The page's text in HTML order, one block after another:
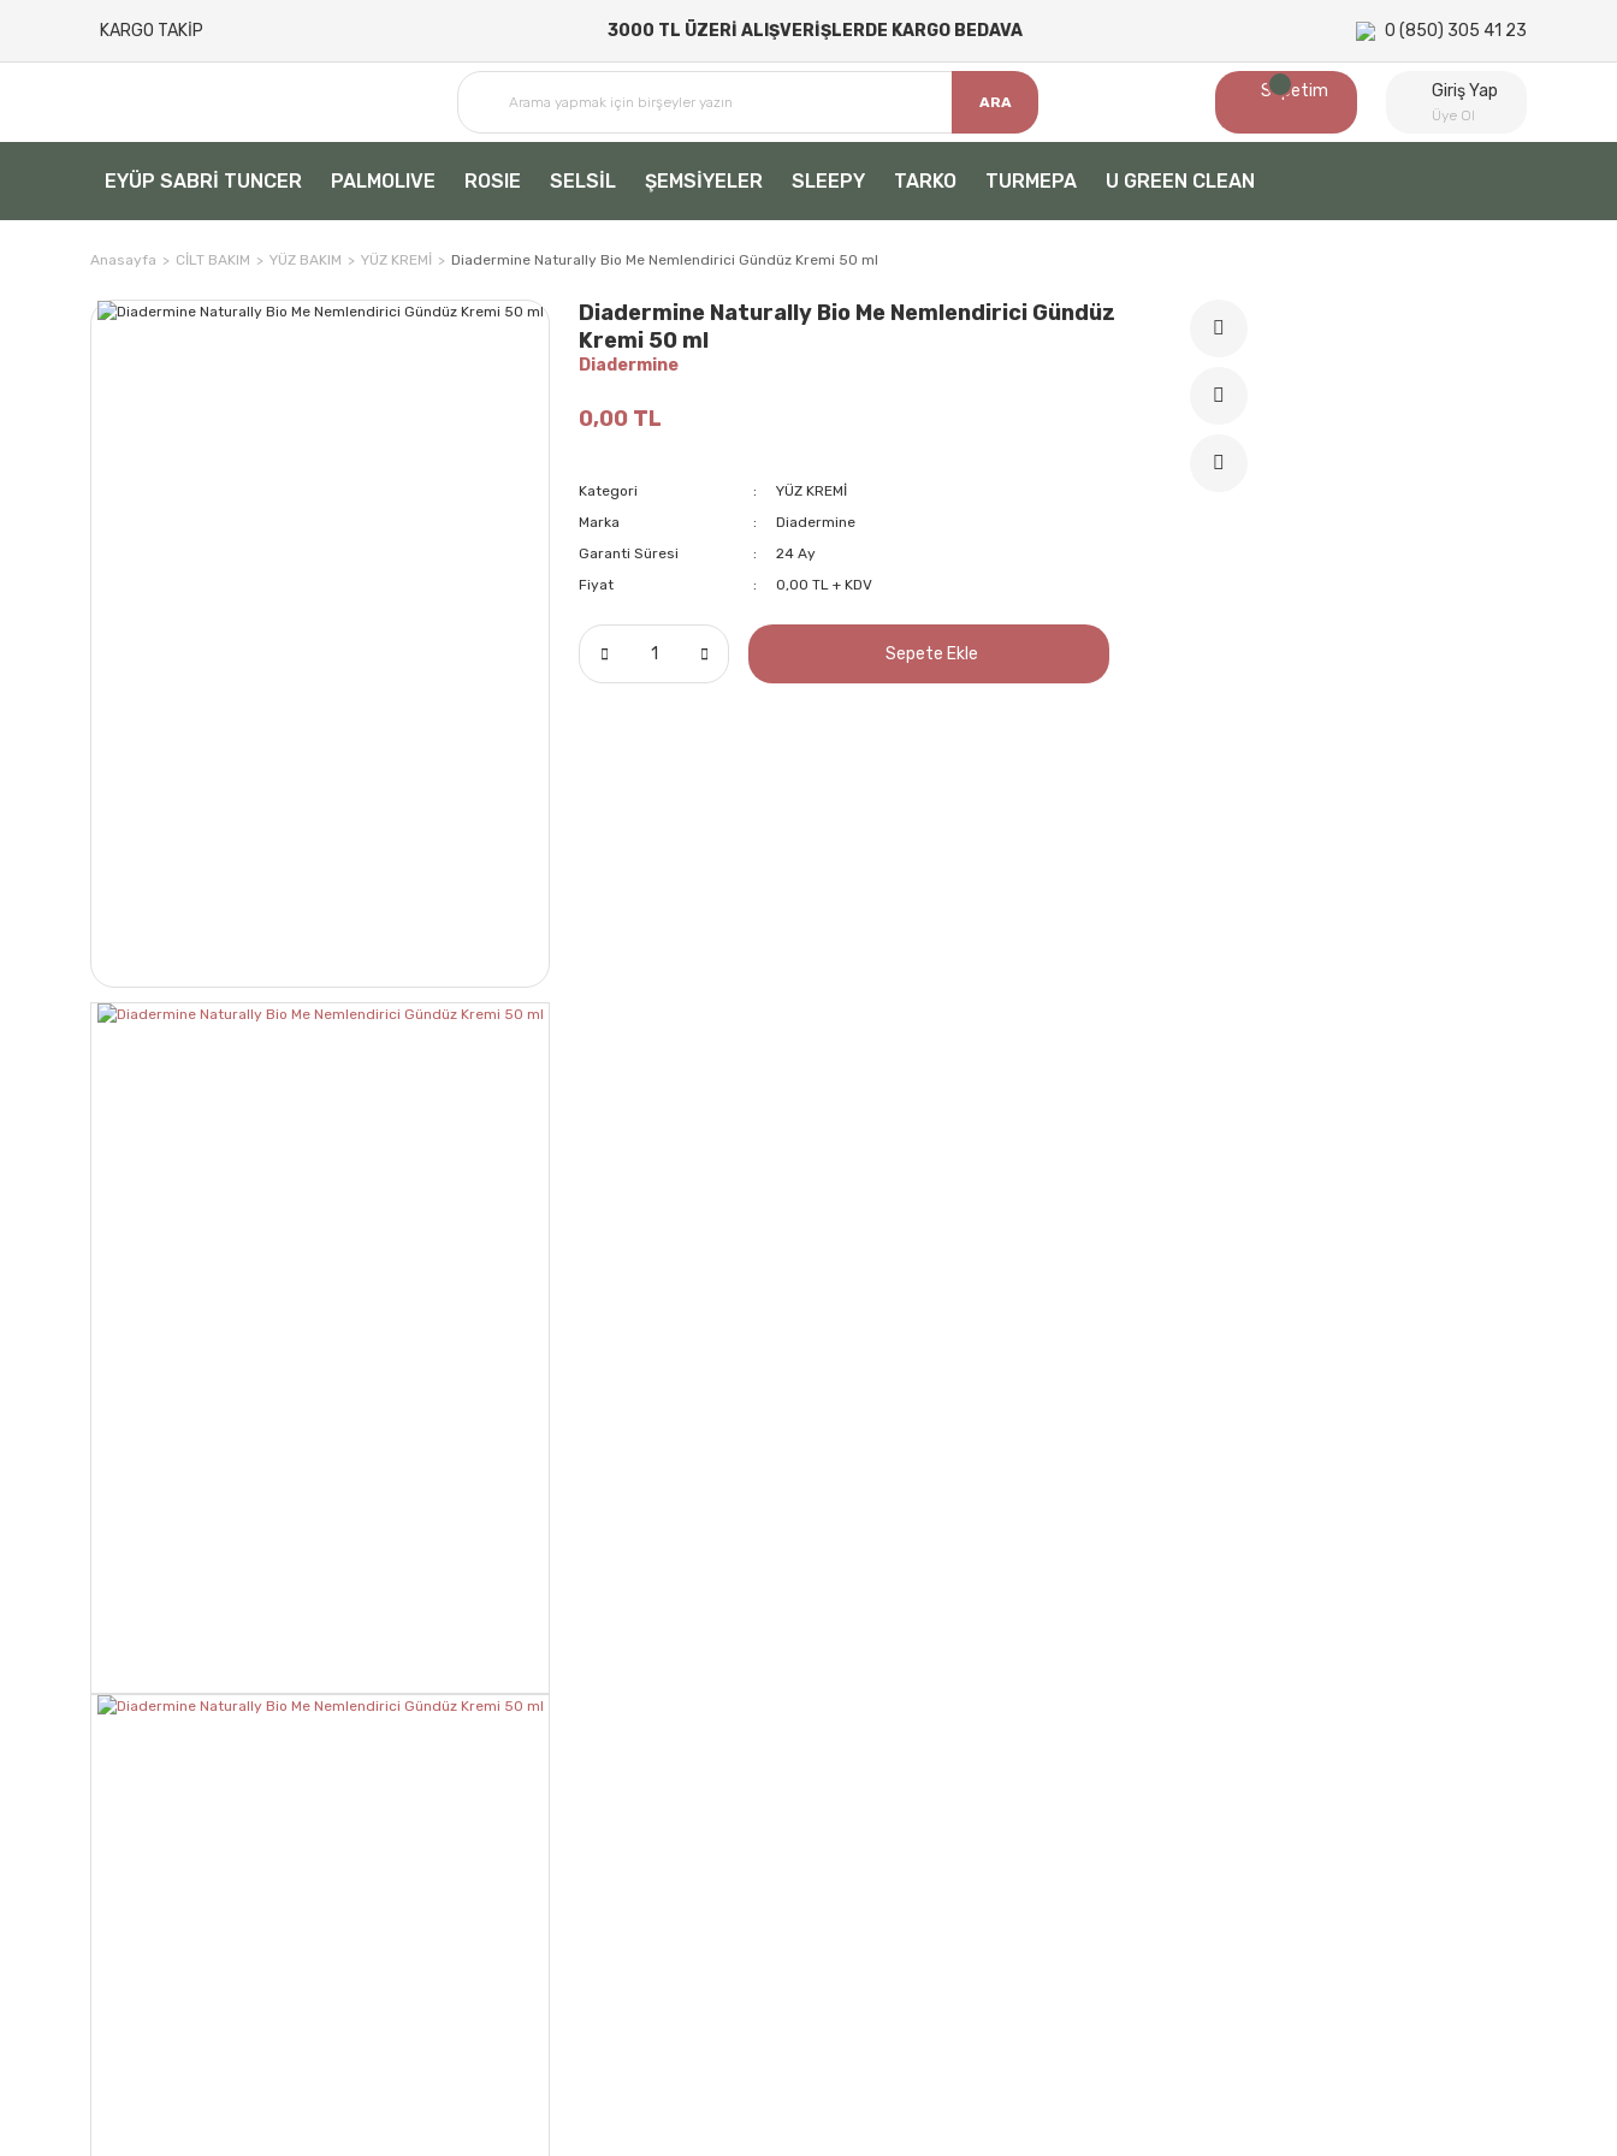
KARGO TAKİP 3000 TL ÜZERİ ALIŞVERİŞLERDE KARGO BEDAVA 0 (850) 305 41 23
ARA
Sepetim Giriş Yap
Üye Ol
EYÜP SABRİ TUNCER PALMOLIVE ROSIE SELSİL ŞEMSİYELER SLEEPY TARKO TURMEPA U GREEN CLEAN
Anasayfa CİLT BAKIM YÜZ BAKIM YÜZ KREMİ Diadermine Naturally Bio Me Nemlendirici Gündüz Kremi 50 ml
Diadermine Naturally Bio Me Nemlendirici Gündüz
Kremi 50 ml
Diadermine
0,00 TL
Kategori
YÜZ KREMİ
Marka
Diadermine
Garanti Süresi
24 Ay
Fiyat
0,00 TL + KDV
Sepete Ekle